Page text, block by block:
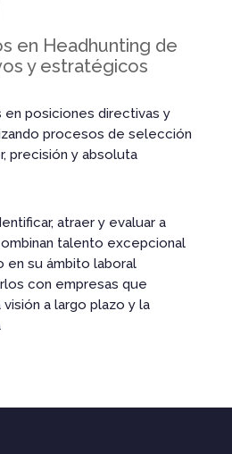
en Headhunting de
y estratégicos
en posiciones directivas y
procesos de selección
precisión y absoluta
atraer y evaluar a
talento excepcional
en su ámbito laboral
con empresas que
a largo plazo y la